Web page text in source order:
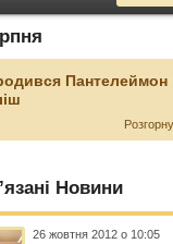
Пантелеймон
Новини
26 жовтня 2012 о 10:05